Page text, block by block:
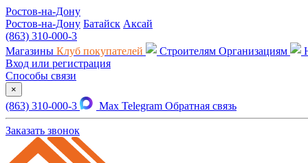
Ростов-на-Дону
Ростов-на-Дону Батайск Аксай
(863) 310-000-3
Магазины Клуб покупателей Строителям Организациям
Вход или регистрация
Способы связи
×
(863) 310-000-3 Max Telegram Обратная связь
Заказать звонок